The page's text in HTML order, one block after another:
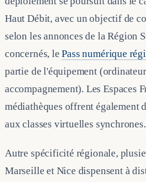
Haut Débit, avec un objectif de
selon les annonces de la Région
concernés, lePass numérique
partie de l'équipement
accompagnement). Les Espaces
médiathèques offrent également
aux classes virtuelles synchrones.
Autre spécificité régionale,
Marseille et Nice dispensent à